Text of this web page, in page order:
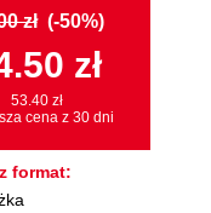
zł (-50%)
zł
53.40 zł
cena z 30 dni
format: